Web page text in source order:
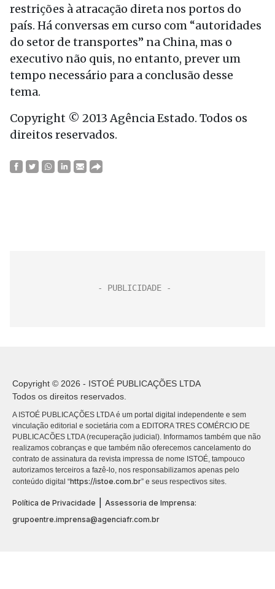
restrições à atracação direta nos portos do
país. Há conversas em curso com “autoridades
do setor de transportes” na China, mas o
executivo não quis, no entanto, prever um
tempo necessário para a conclusão desse
tema.
Copyright © 2013 Agência Estado. Todos os
direitos reservados.
Copyright © 2026 - ISTOÉ PUBLICAÇÕES LTDA
Todos os direitos reservados.
A ISTOÉ PUBLICAÇÕES LTDA é um portal digital independente e sem
vinculação editorial e societária com a EDITORA TRES COMÉRCIO DE
PUBLICACÕES LTDA (recuperação judicial). Informamos também que não
realizamos cobranças e que também não oferecemos cancelamento do
contrato de assinatura da revista impressa de nome ISTOÉ, tampouco
autorizamos terceiros a fazê-lo, nos responsabilizamos apenas pelo
conteúdo digital “https://istoe.com.br” e seus respectivos sites.
Política de Privacidade
Assessoria de Imprensa:
grupoentre.imprensa@agenciafr.com.br